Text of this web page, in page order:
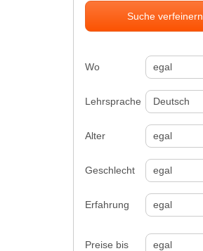
Suche verfeinern
Wo
Lehrsprache
Alter
Geschlecht
Erfahrung
Preise bis